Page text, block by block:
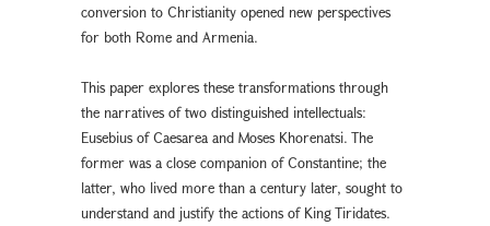
conversion to Christianity opened new perspectives
for both Rome and Armenia.
This paper explores these transformations through
the narratives of two distinguished intellectuals:
Eusebius of Caesarea and Moses Khorenatsi. The
former was a close companion of Constantine; the
latter, who lived more than a century later, sought to
understand and justify the actions of King Tiridates.